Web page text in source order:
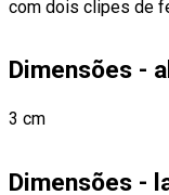
com dois clipes de
Dimensões -
3 cm
Dimensões -